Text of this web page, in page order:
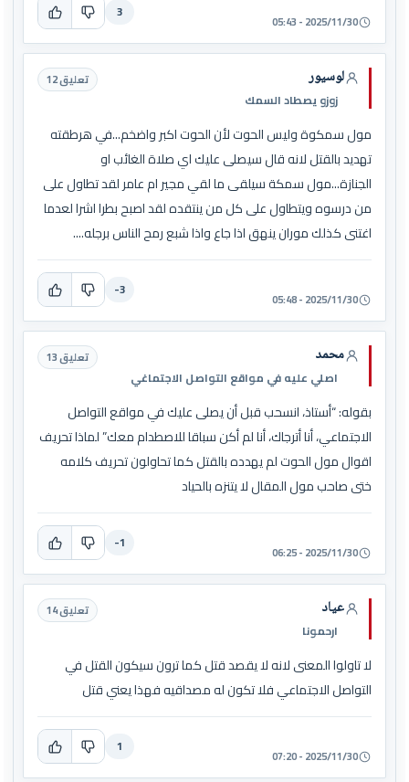
2025/11/30 - 05:43
3
لوسيور
زوزو يصطاد السمك
تعليق 12
مول سمكوة وليس الحوت لأن الحوت اكبر واضخم...في هرطقته
تهديد بالقتل لانه قال سيصلى عليك اي صلاة الغائب او
الجنازة...مول سمكة سيلقى ما لقي مجير ام عامر لقد تطاول على
من درسوه ويتطاول على كل من ينتقده لقد اصبح بطرا اشرا لعدما
اغتنى كذلك موران ينهق اذا جاع واذا شبع رمح الناس برجله....
2025/11/30 - 05:48
-3
محمد
اصلي عليه في مواقع التواصل الاجتماغي
تعليق 13
بقوله: “أستاذ، انسحب قبل أن يصلى عليك في مواقع التواصل
الاجتماعي، أنا أترجاك، أنا لم أكن سباقا للاصطدام معك” لماذا تحريف
اقوال مول الحوت لم يهدده بالقتل كما تحاولون تحريف كلامه
ختى صاحب مول المقال لا يتنزه بالحياد
2025/11/30 - 06:25
-1
عياد
ارحمونا
تعليق 14
لا تاولوا المعنى لانه لا يقصد قتل كما ترون سيكون القتل في
التواصل الاجتماعي فلا تكون له مصداقيه فهذا يعني قتل
2025/11/30 - 07:20
1